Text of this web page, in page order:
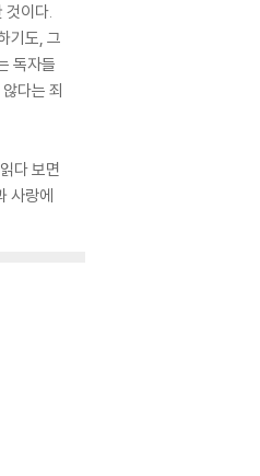
것이다.
기도, 그
독자들
다는 죄
다 보면
사랑에